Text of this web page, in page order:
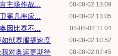
08-08-02 13:09
主场作战...
08-08-02 13:05
冕几率应...
08-08-02 11:04
因比赛不...
08-08-02 10:52
纸赛服提速度
08-08-02 07:45
对奥运更期待